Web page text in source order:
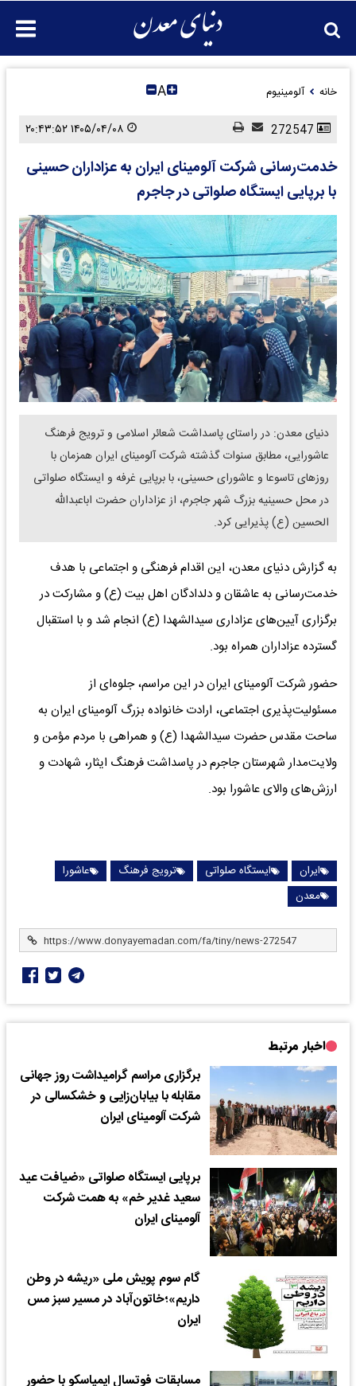
خانه آلومینیوم A
خدمت‌رسانی شرکت آلومینای ایران به عزاداران حسینی
با برپایی ایستگاه صلواتی در جاجرم
دنیای معدن: در راستای پاسداشت شعائر اسلامی و ترویج فرهنگ
عاشورایی، مطابق سنوات گذشته شرکت آلومینای ایران همزمان با
روزهای تاسوعا و عاشورای حسینی، با برپایی غرفه و ایستگاه صلواتی
در محل حسینیه بزرگ شهر جاجرم، از عزاداران حضرت اباعبدالله
الحسین (ع) پذیرایی کرد.
به گزارش دنیای معدن، این اقدام فرهنگی و اجتماعی با هدف
خدمت‌رسانی به عاشقان و دلدادگان اهل بیت (ع) و مشارکت در
برگزاری آیین‌های عزاداری سیدالشهدا (ع) انجام شد و با استقبال
گسترده عزاداران همراه بود.
حضور شرکت آلومینای ایران در این مراسم، جلوه‌ای از
مسئولیت‌پذیری اجتماعی، ارادت خانواده بزرگ آلومینای ایران به
ساحت مقدس حضرت سیدالشهدا (ع) و همراهی با مردم مؤمن و
ولایت‌مدار شهرستان جاجرم در پاسداشت فرهنگ ایثار، شهادت و
ارزش‌های والای عاشورا بود.
ایران ایستگاه صلواتی ترویج فرهنگ
عاشورا
معدن
اخبار مرتبط
برگزاری مراسم گرامیداشت روز جهانی
مقابله با بیابان‌زایی و خشکسالی در
شرکت آلومینای ایران
برپایی ایستگاه صلواتی «ضیافت عید
سعید غدیر خم» به همت شرکت
آلومینای ایران
گام سوم پویش ملی «ریشه در وطن
داریم»؛خاتون‌آباد در مسیر سبز مس
ایران
مسابقات فوتسال ایمپاسکو با حضور